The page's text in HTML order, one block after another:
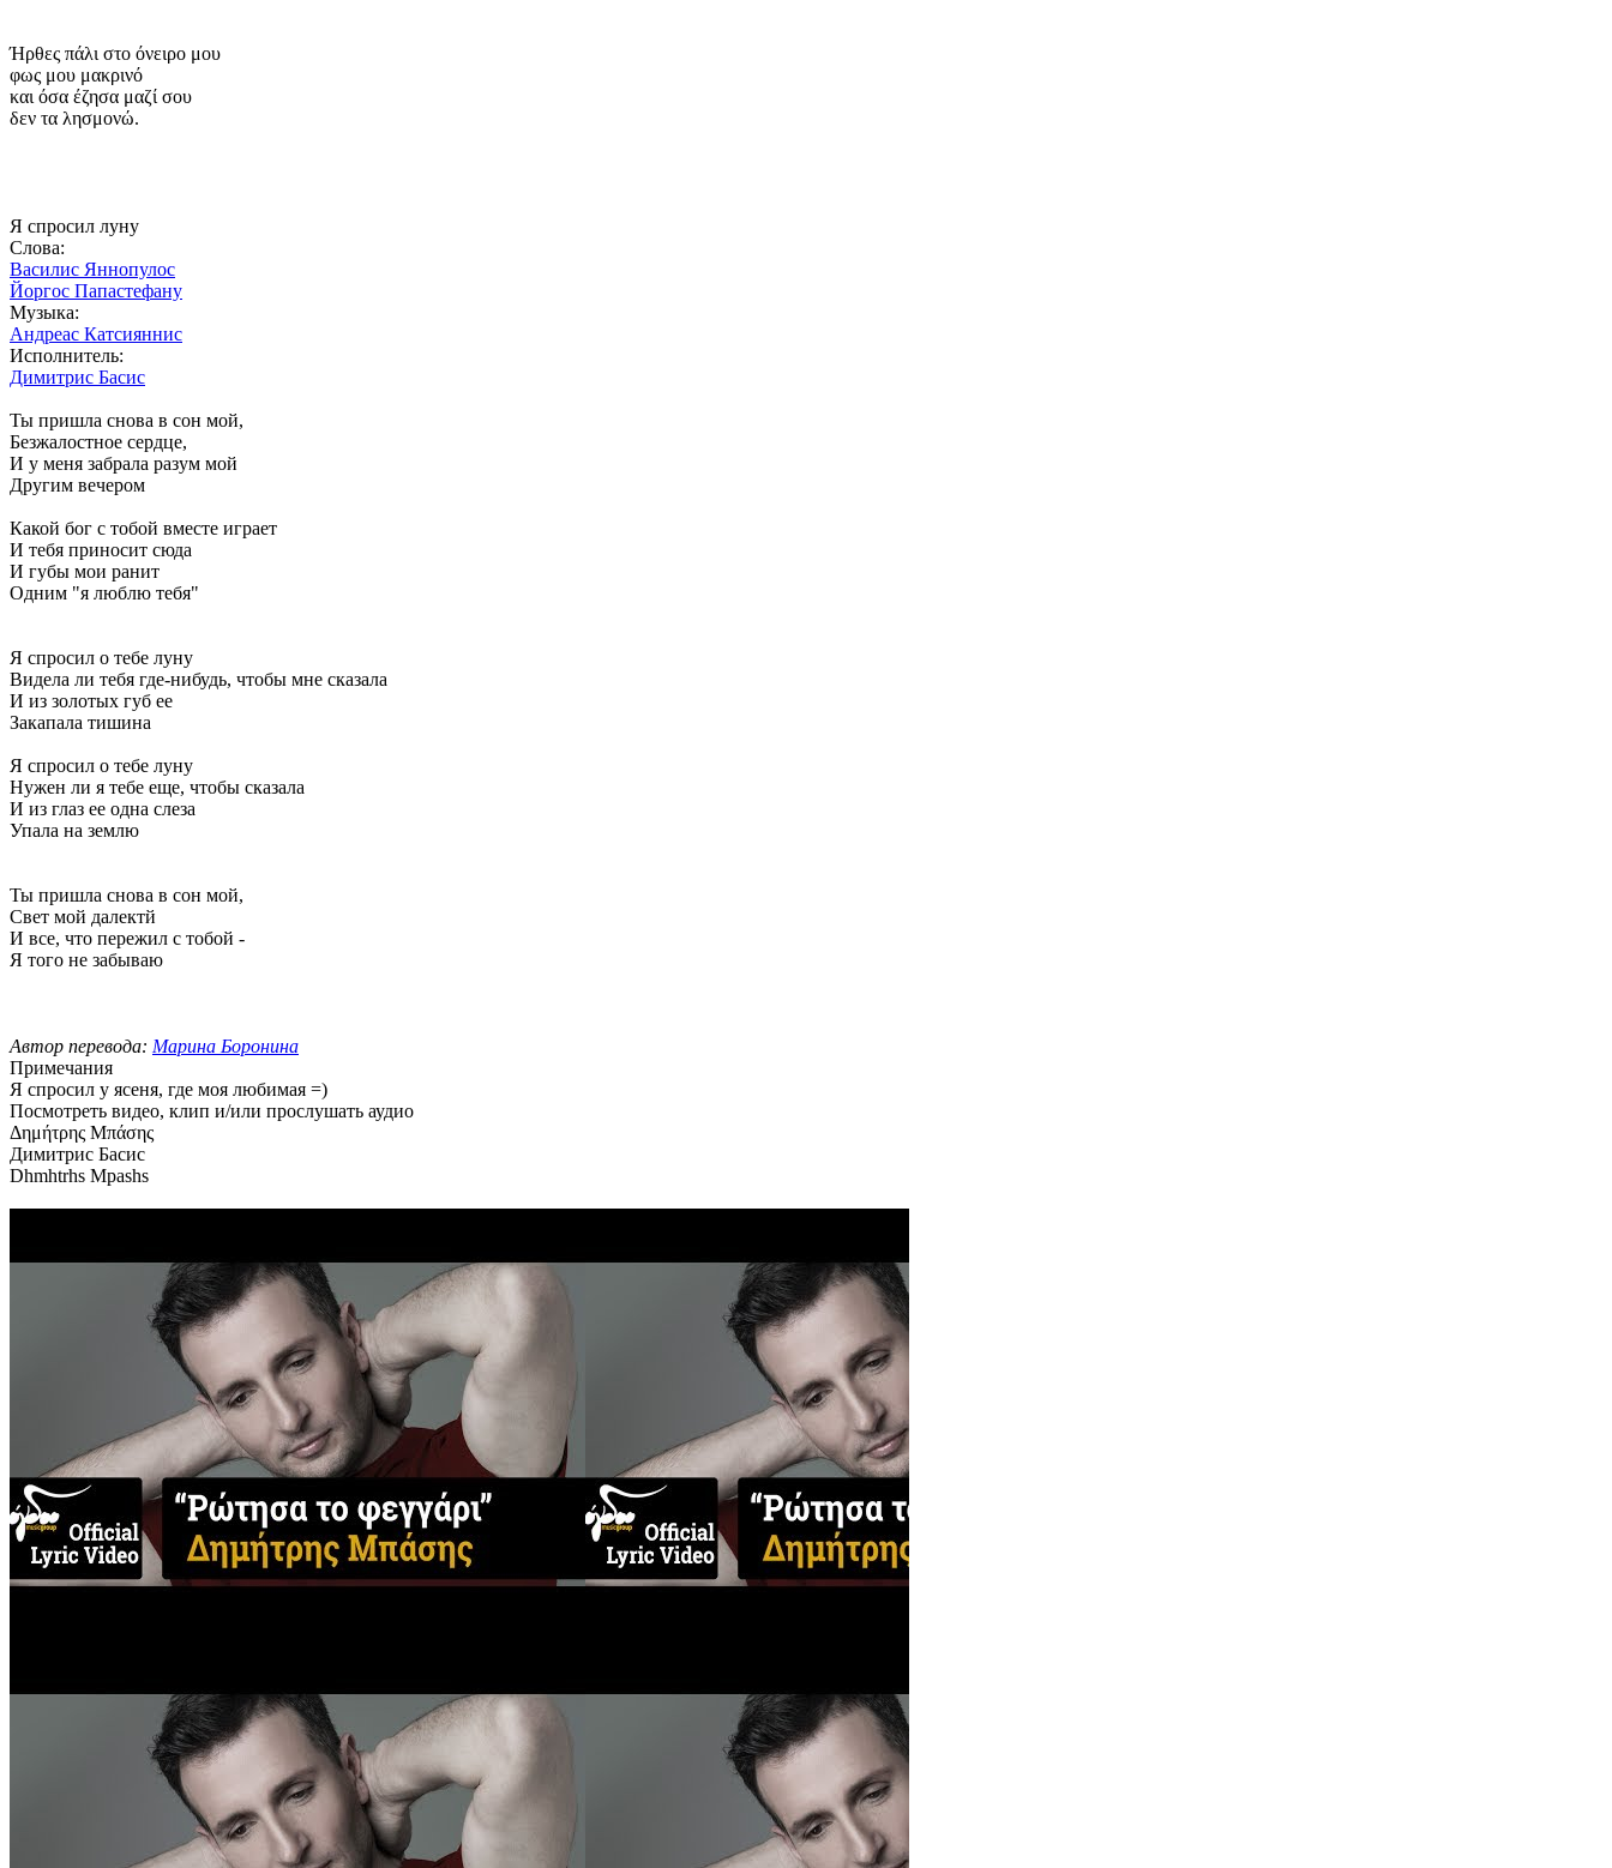
Ήρθες πάλι στο όνειρο μου
φως μου μακρινό
και όσα έζησα μαζί σου
δεν τα λησμονώ.
Я спросил луну
Слова:
Василис Яннопулос
Йоргос Папастефану
Музыка:
Андреас Катсияннис
Исполнитель:
Димитрис Басис
Ты пришла снова в сон мой,
Безжалостное сердце,
И у меня забрала разум мой
Другим вечером
Какой бог с тобой вместе играет
И тебя приносит сюда
И губы мои ранит
Одним "я люблю тебя"
Я спросил о тебе луну
Видела ли тебя где-нибудь, чтобы мне сказала
И из золотых губ ее
Закапала тишина
Я спросил о тебе луну
Нужен ли я тебе еще, чтобы сказала
И из глаз ее одна слеза
Упала на землю
Ты пришла снова в сон мой,
Свет мой далектй
И все, что пережил с тобой -
Я того не забываю
Автор перевода: Марина Боронина
Примечания
Я спросил у ясеня, где моя любимая =)
Посмотреть видео, клип и/или прослушать аудио
Δημήτρης Μπάσης
Димитрис Басис
Dhmhtrhs Mpashs